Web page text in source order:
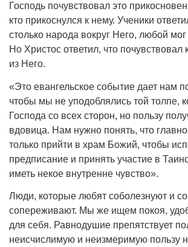
Господь почувствовал это
кто прикоснулся к нему. Ученики
столько народа вокруг Него, любой мог
Но Христос ответил, что почувствовал
из Него.
«Это евангельское событие дает нам
чтобы мы не уподоблялись той толпе,
Господа со всех сторон, но пользу
вдовица. Нам нужно понять, что
только прийти в храм Божий, чтобы
предписание и принять участие в
иметь некое внутренне чувство».
Люди, которые любят соболезнуют и
сопереживают. Мы же ищем покоя,
для себя. Равнодушие препятствует
неисчислимую и неизмеримую пользу